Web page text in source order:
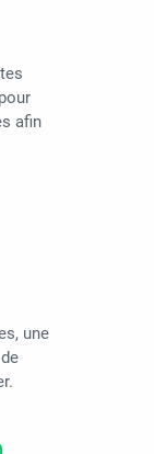
afin
une